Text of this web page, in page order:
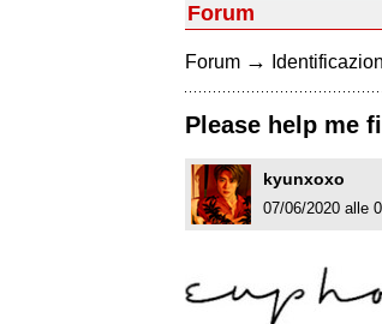
Forum
Forum →
Please help me
kyunxoxo
07/06/2020 alle